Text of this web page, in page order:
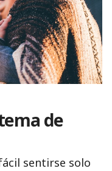
de
sentirse solo